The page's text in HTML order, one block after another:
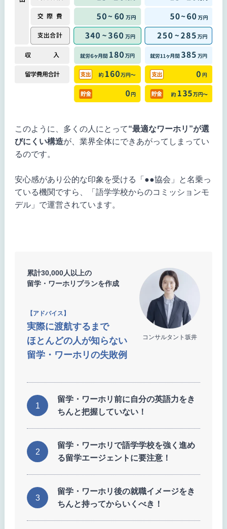
このように、多くの人にとって“最適なワーホリ”が選
びにくい構造が、業界全体にできあがってしまってい
るのです。
安心感があり公的な印象を受ける「●●協会」と名乗っ
ている機関ですら、「語学学校からのコミッションモ
デル」で運営されています。
累計30,000人以上の
留学・ワーホリプランを作成
【アドバイス】
実際に渡航するまで
ほとんどの人が知らない
留学・ワーホリの失敗例
コンサルタント坂井
留学・ワーホリ前に自分の英語力をき
ちんと把握していない！
留学・ワーホリで語学学校を強く進め
る留学エージェントに要注意！
留学・ワーホリ後の就職イメージをき
ちんと持ってからいくべき！